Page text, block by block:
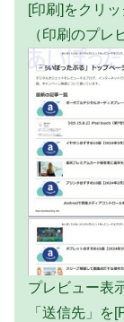
[印刷]をクリッ
（印刷のプレ
プレビュー表
「送信先」を